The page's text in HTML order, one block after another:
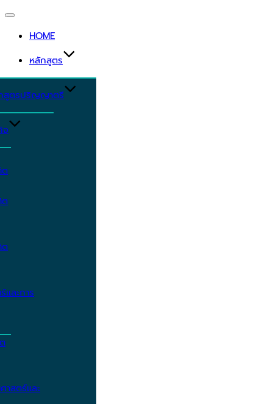
Toggle
navigation
HOME
หลักสูตร
สูตรปริญญาตรี
จ
ต
ต
ต
ละการ
สตร์และ